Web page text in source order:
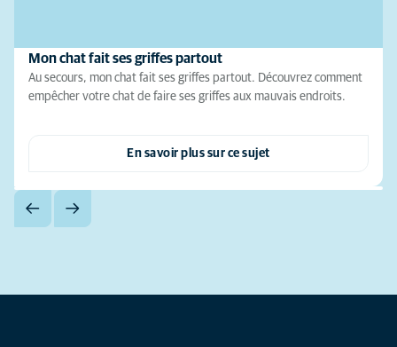
Mon chat fait ses griffes partout
Au secours, mon chat fait ses griffes partout. Découvrez comment
empêcher votre chat de faire ses griffes aux mauvais endroits.
En savoir plus sur ce sujet